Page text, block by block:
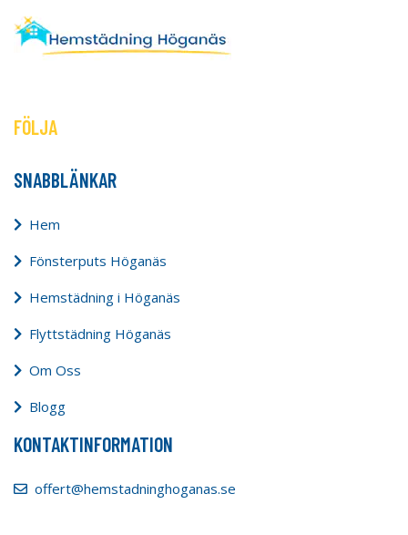
FÖLJA
SNABBLÄNKAR
Hem
Fönsterputs Höganäs
Hemstädning i Höganäs
Flyttstädning Höganäs
Om Oss
Blogg
KONTAKTINFORMATION
offert@hemstadninghoganas.se